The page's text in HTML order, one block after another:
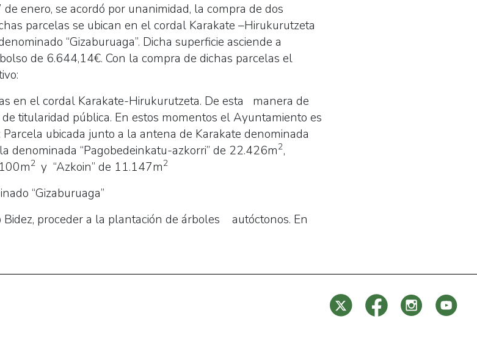
enero, se acordó por unanimidad, la compra de dos
parcelas se ubican en el cordal Karakate –Hirukurutzeta
“Gizaburuaga”. Dicha superficie asciende a
de 6.644,14€. Con la compra de dichas parcelas el
en el cordal Karakate-Hirukurutzeta. De esta manera de
titularidad pública. En estos momentos el Ayuntamiento es
ubicada junto a la antena de Karakate denominada
denominada “Pagobedeinkatu-azkorri” de 22.426m2,
2 y “Azkoin” de 11.147m2
“Gizaburuaga”
proceder a la plantación de árboles autóctonos. En